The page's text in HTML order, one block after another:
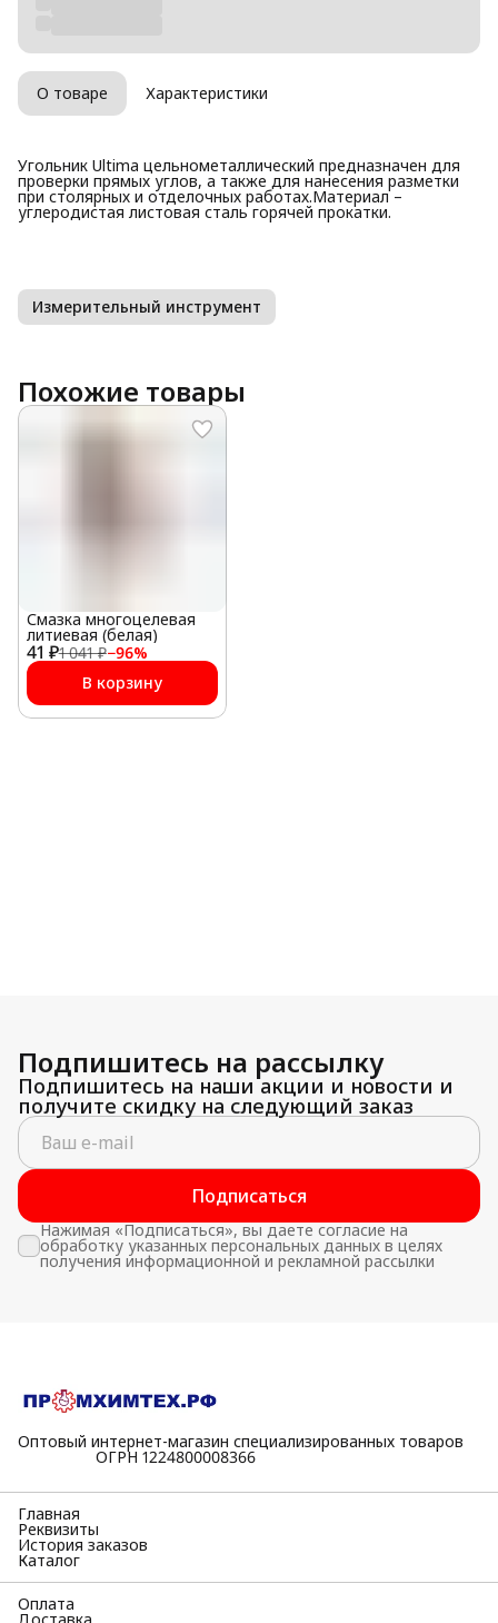
О товаре Характеристики
Угольник Ultima цельнометаллический предназначен для
проверки прямых углов, а также для нанесения разметки
при столярных и отделочных работах.Материал –
углеродистая листовая сталь горячей прокатки.
Измерительный инструмент
Похожие товары
41 ₽1 041 ₽−96%
Смазка многоцелевая
литиевая (белая)
В корзину
Подпишитесь на рассылку
Подпишитесь на наши акции и новости и
получите скидку на следующий заказ
Подписаться
Нажимая «Подписаться», вы даете согласие на
обработку указанных персональных данных в целях
получения информационной и рекламной рассылки
Оптовый интернет-магазин специализированных товаров
⠀⠀⠀⠀⠀⠀⠀ОГРН 1224800008366
Главная
Реквизиты
История заказов
Каталог
Оплата